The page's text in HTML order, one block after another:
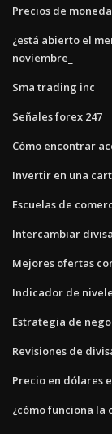
Precios de
¿está abierto el
noviembre_
Sma trading inc
Señales forex 247
Cómo encontrar
Invertir en una
Escuelas de
Intercambiar
Mejores ofertas
Indicador de
Estrategia de
Revisiones de
Precio en dólares
¿cómo funciona la